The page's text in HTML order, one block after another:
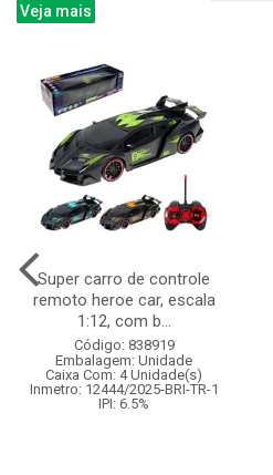
Veja mais
Super carro de controle
remoto heroe car, escala
1:12, com b...
Código: 838919
Embalagem: Unidade
Caixa Com: 4 Unidade(s)
Inmetro: 12444/2025-BRI-TR-1
IPI: 6.5%